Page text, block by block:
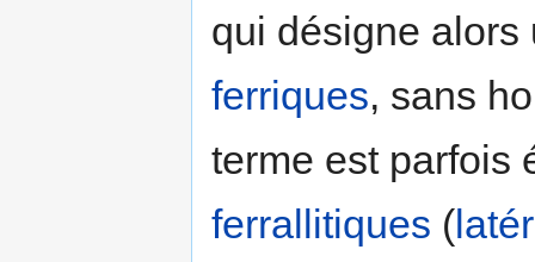
qui désigne
ferriques, sans
terme est parfois
ferrallitiques (